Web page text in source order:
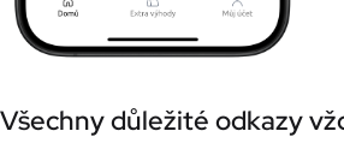
Všechny důležité odkazy